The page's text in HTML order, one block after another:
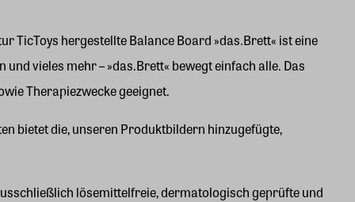
TicToys hergestellte Balance Board »das.Brett« ist eine
vieles mehr – »das.Brett« bewegt einfach alle. Das
Therapiezwecke geeignet.
bietet die, unseren Produktbildern hinzugefügte,
lösemittelfreie, dermatologisch geprüfte und